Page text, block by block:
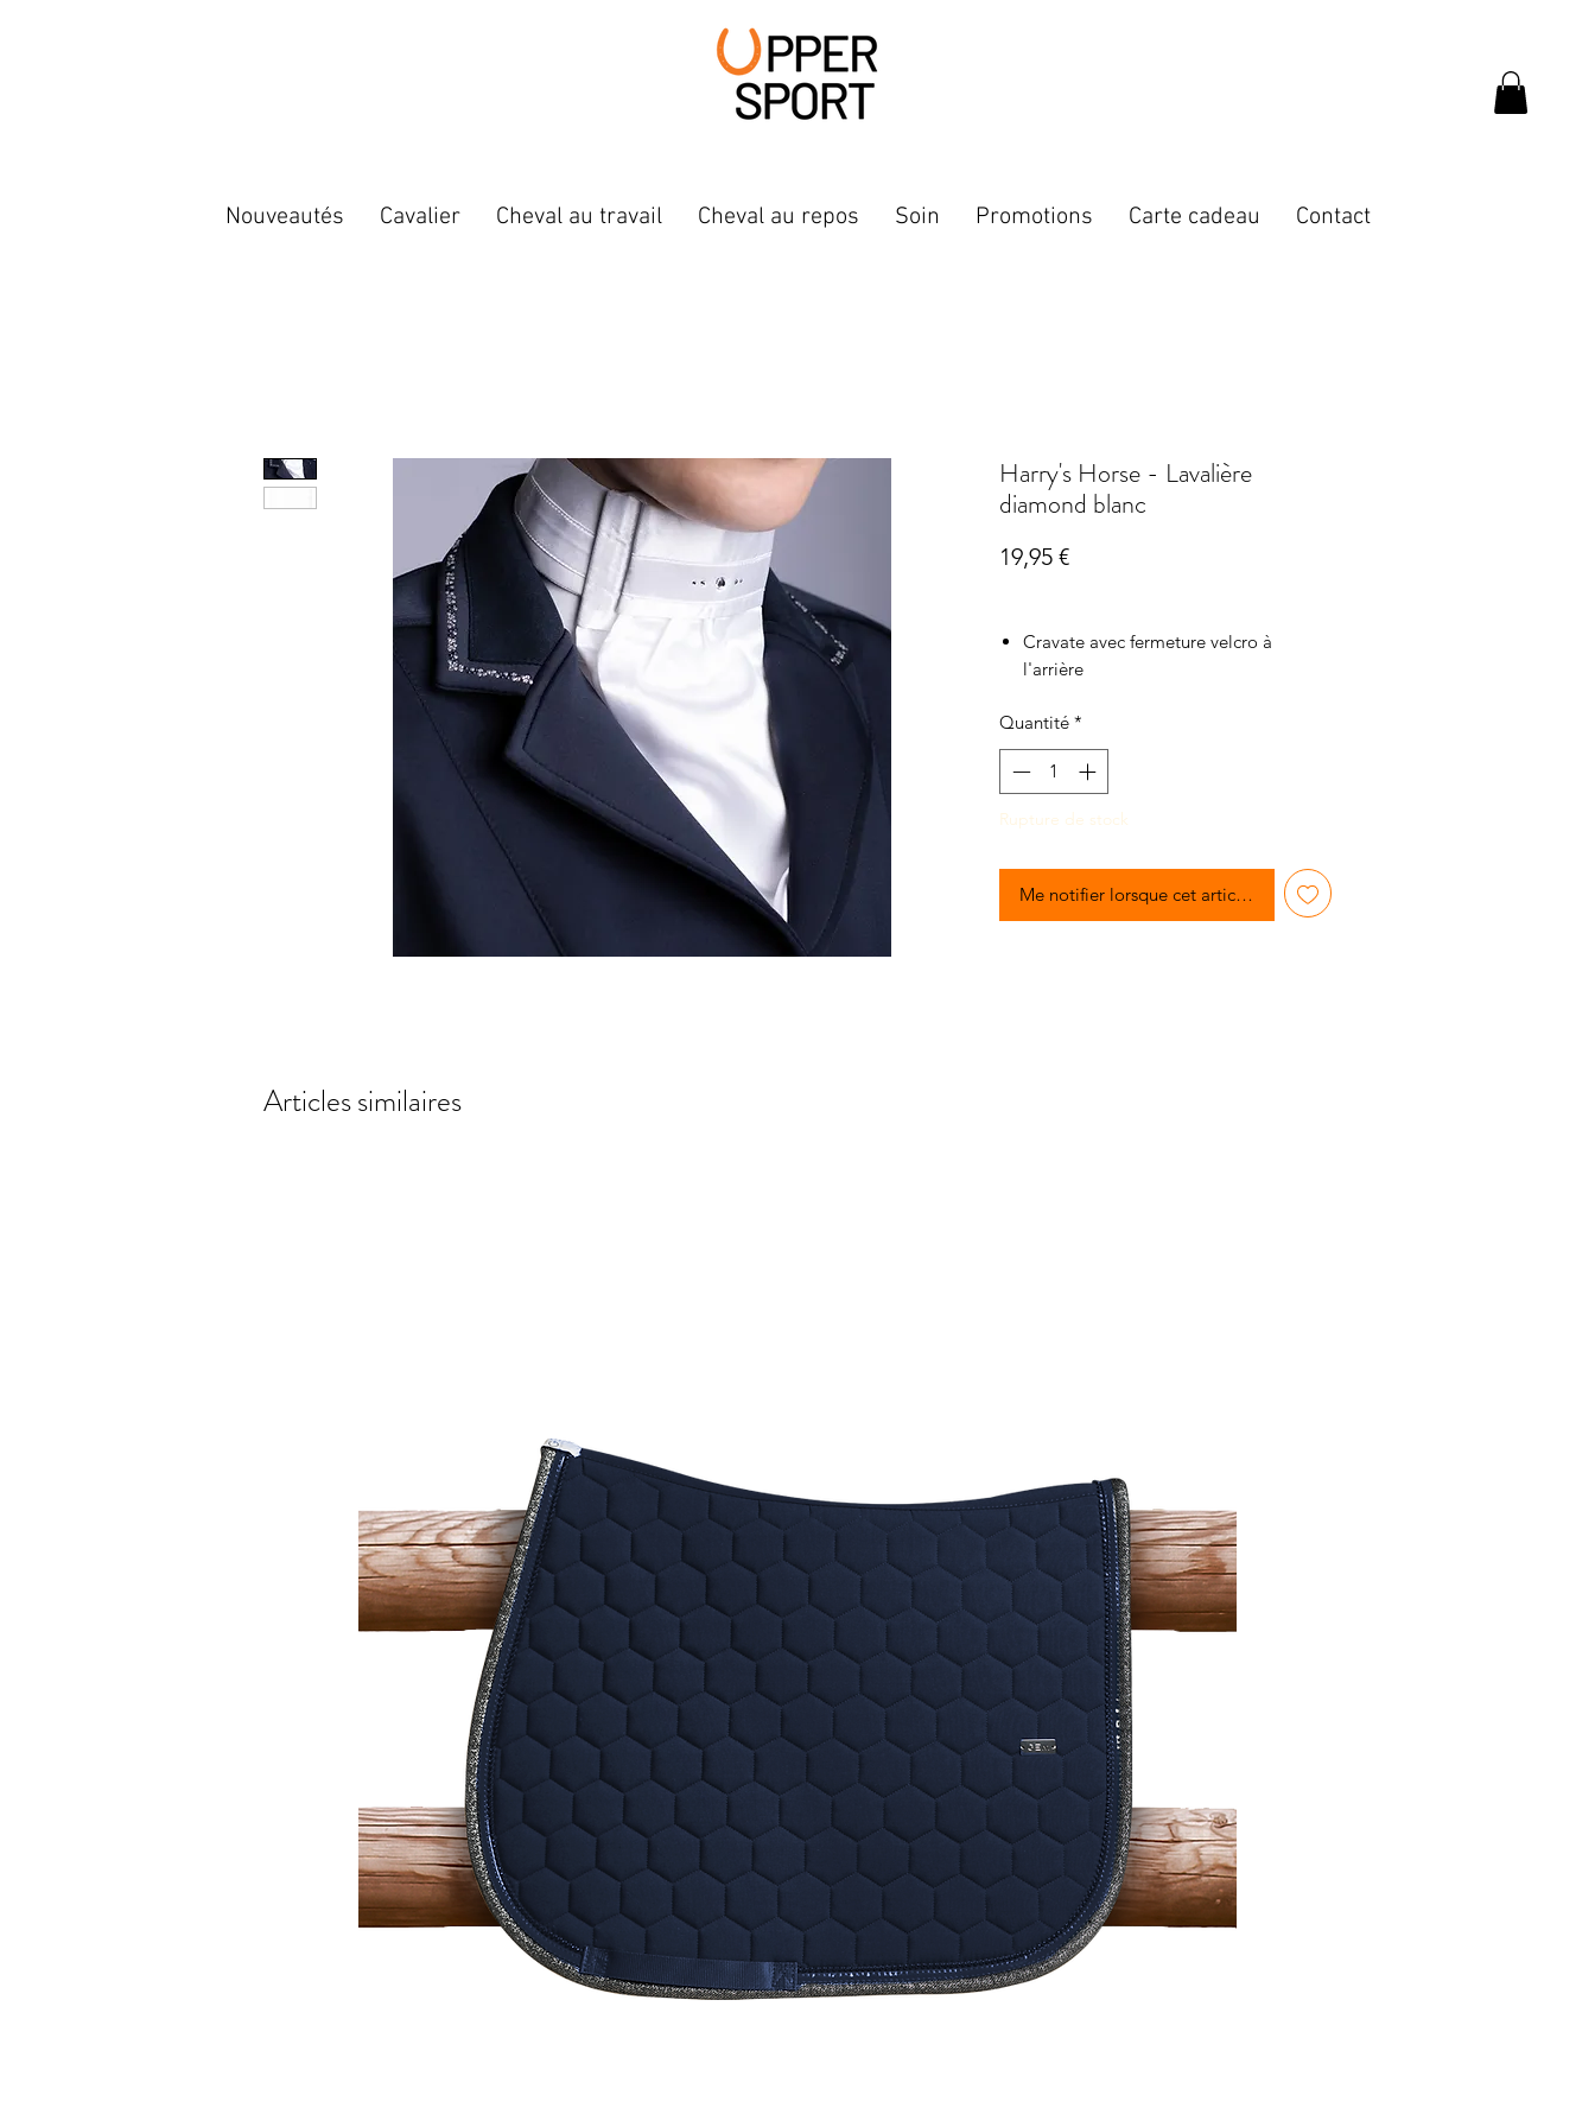
Nouveautés Cavalier Cheval au travail Cheval au repos Soin Promotions Carte cadeau Contact
Harry's Horse - Lavalière
diamond blanc
19,95 €Prix
Cravate avec fermeture velcro à
l'arrière
petits et 1 grand cristal
Quantité *
Rupture de stock
Me notifier lorsque cet article est disponible
Articles similaires